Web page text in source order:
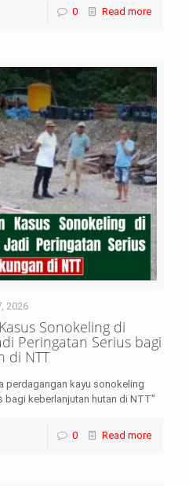
0 Read more
2026
Sonokeling di
Peringatan Serius bagi
di NTT
perdagangan kayu sonokeling
bagi keberlanjutan hutan di NTT"
0 Read more